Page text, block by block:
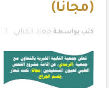
(مجانا)
كتب بواسطة معاذ الكناني